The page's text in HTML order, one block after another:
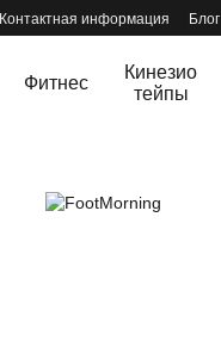
Контактная информация Блог
Фитнес
Кинезио
тейпы